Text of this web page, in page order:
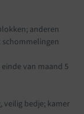
anderen
schommelingen
van maand 5
veilig bedje; kamer